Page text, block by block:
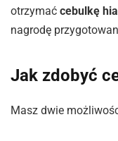
otrzymać cebulkę
nagrodę
Jak zdobyć
Masz dwie